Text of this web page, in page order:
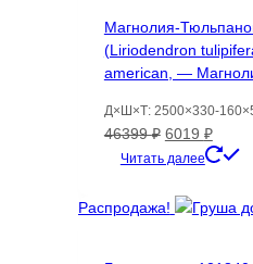
Магнолия-
(Liriodendron
american, —
Д×Ш×Т: 2500×330-
46399₽
цена
46399 ₽.
6019 ₽
цена:
Читать далее
Распродажа!